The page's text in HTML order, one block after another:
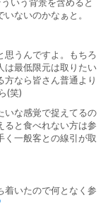
いう背景を含めると
ないのかなぁと。
思うんですよ。もちろ
は最低限元は取りたい
方なら皆さん普通より
(笑)
いな感覚で捉えてるの
ると食べれない方は参
く一般客との線引が取
着いたので何となく参